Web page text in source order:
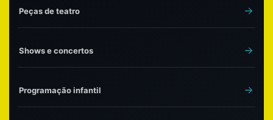
Peças de teatro
Shows e concertos
Programação infantil